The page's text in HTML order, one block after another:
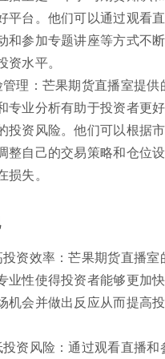
平台。他们可以通过观看
和参加专题讲座等方式不
资水平。
管理：芒果期货直播室提供
专业分析有助于投资者更
投资风险。他们可以根据
整自己的交易策略和仓位
损失。
投资效率：芒果期货直播室
业性使得投资者能够更加
机会并做出反应从而提高
投资风险：通过观看直播和